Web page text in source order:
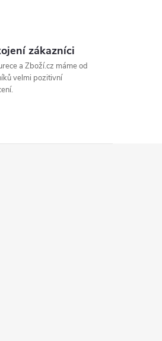
zákazníci
a Zboží.cz máme od
velmi pozitivní